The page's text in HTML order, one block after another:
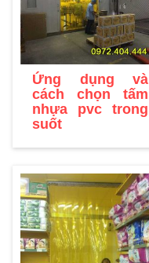
Ứng dụng và
cách chọn tấm
nhựa pvc trong
suốt